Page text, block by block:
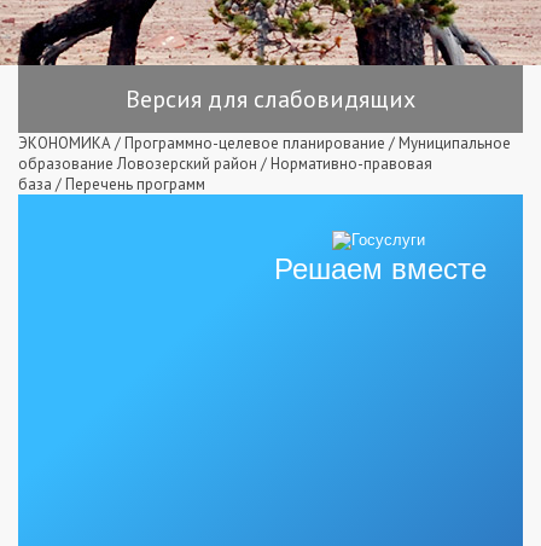
Версия для слабовидящих
ЭКОНОМИКА/ Программно-целевое планирование / Муниципальное
образование Ловозерский район / Нормативно-правовая
база / Перечень программ
Решаем вместе